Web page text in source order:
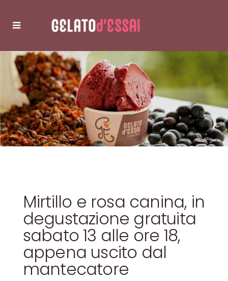
Mirtillo e rosa canina, in
degustazione gratuita
sabato 13 alle ore 18,
appena uscito dal
mantecatore